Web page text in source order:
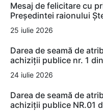
Mesaj de felicitare cu
Președintei raionului
25 iulie 2026
Darea de seamă de
achiziții publice nr. 1
24 iulie 2026
Darea de seamă de
achiziții publice NR.01